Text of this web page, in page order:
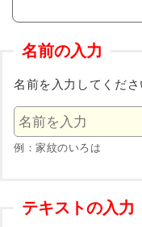
名前の入力
名前を入力してくださ
例：家紋のいろは
テキストの入力